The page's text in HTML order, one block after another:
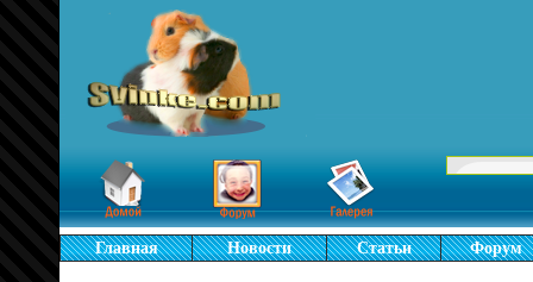
Главная Новости Статьи Форум